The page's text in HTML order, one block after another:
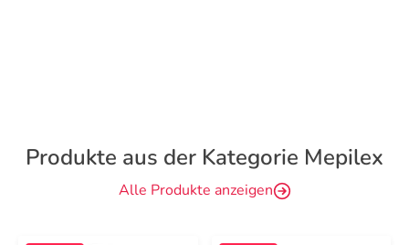
Produkte aus der Kategorie Mepilex
Alle Produkte anzeigen